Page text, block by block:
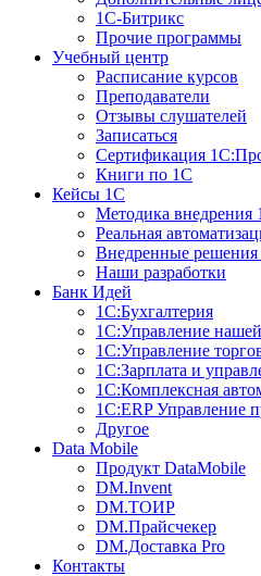
1С-Битрикс
Прочие программы
Учебный центр
Расписание курсов
Преподаватели
Отзывы слушателей
Записаться
Сертификация
Книги по 1С
Кейсы 1С
Методика внедрения
Реальная
Внедренные
Наши разработки
Банк Идей
1С:Бухгалтерия
1С:Управление
1С:Управление
1С:Зарплата и
1С:Комплексная
1С:ERP Управление
Другое
Data Mobile
Продукт DataMobile
DM.Invent
DM.ТОИР
DM.Прайсчекер
DM.Доставка Pro
Контакты